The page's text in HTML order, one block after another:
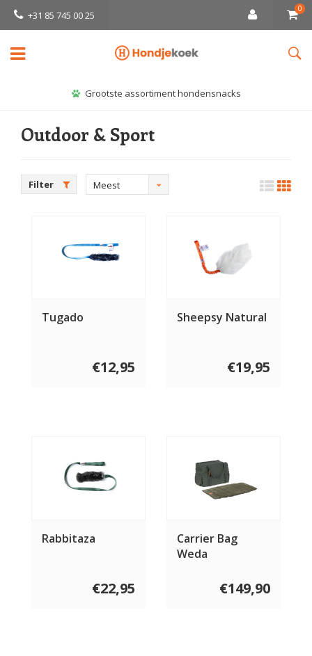
+31 85 745 00 25
0
Grootste assortiment hondensnacks
Outdoor & Sport
Filter
Meest
Tugado
€12,95
Sheepsy Natural
€19,95
Rabbitaza
€22,95
Carrier Bag
Weda
€149,90